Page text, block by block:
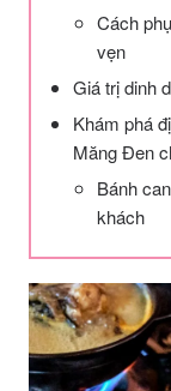
Cách
vẹn
Giá trị dinh
Khám phá
Măng Đen
Bánh
khách